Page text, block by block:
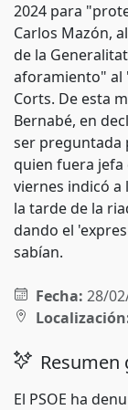
2024 para
Carlos Mazón,
de la
aforamiento" al
Corts. De esta
Bernabé, en
ser preguntada
quien fuera jefa
viernes indicó a
la tarde de la
dando el
sabían.
Fecha: 28/
Resumen
El PSOE ha